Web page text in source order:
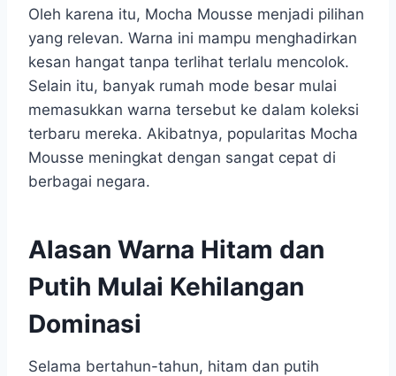
Oleh karena itu, Mocha Mousse menjadi pilihan
yang relevan. Warna ini mampu menghadirkan
kesan hangat tanpa terlihat terlalu mencolok.
Selain itu, banyak rumah mode besar mulai
memasukkan warna tersebut ke dalam koleksi
terbaru mereka. Akibatnya, popularitas Mocha
Mousse meningkat dengan sangat cepat di
berbagai negara.
Alasan Warna Hitam dan
Putih Mulai Kehilangan
Dominasi
Selama bertahun-tahun, hitam dan putih